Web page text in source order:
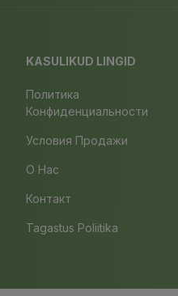
KASULIKUD LINGID
Политика
Конфиденциальности
Условия Продажи
О Нас
Контакт
Tagastus Poliitika